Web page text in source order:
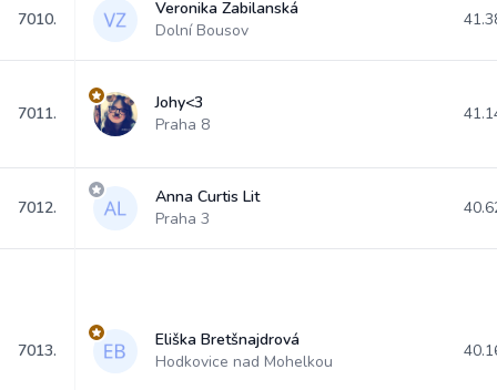
7010.
Veronika Zabilanská
Dolní Bousov
7011.
Johy<3
Praha 8
7012.
Anna Curtis Lit
Praha 3
7013.
Eliška Bretšnajdrová
Hodkovice nad Mohelkou